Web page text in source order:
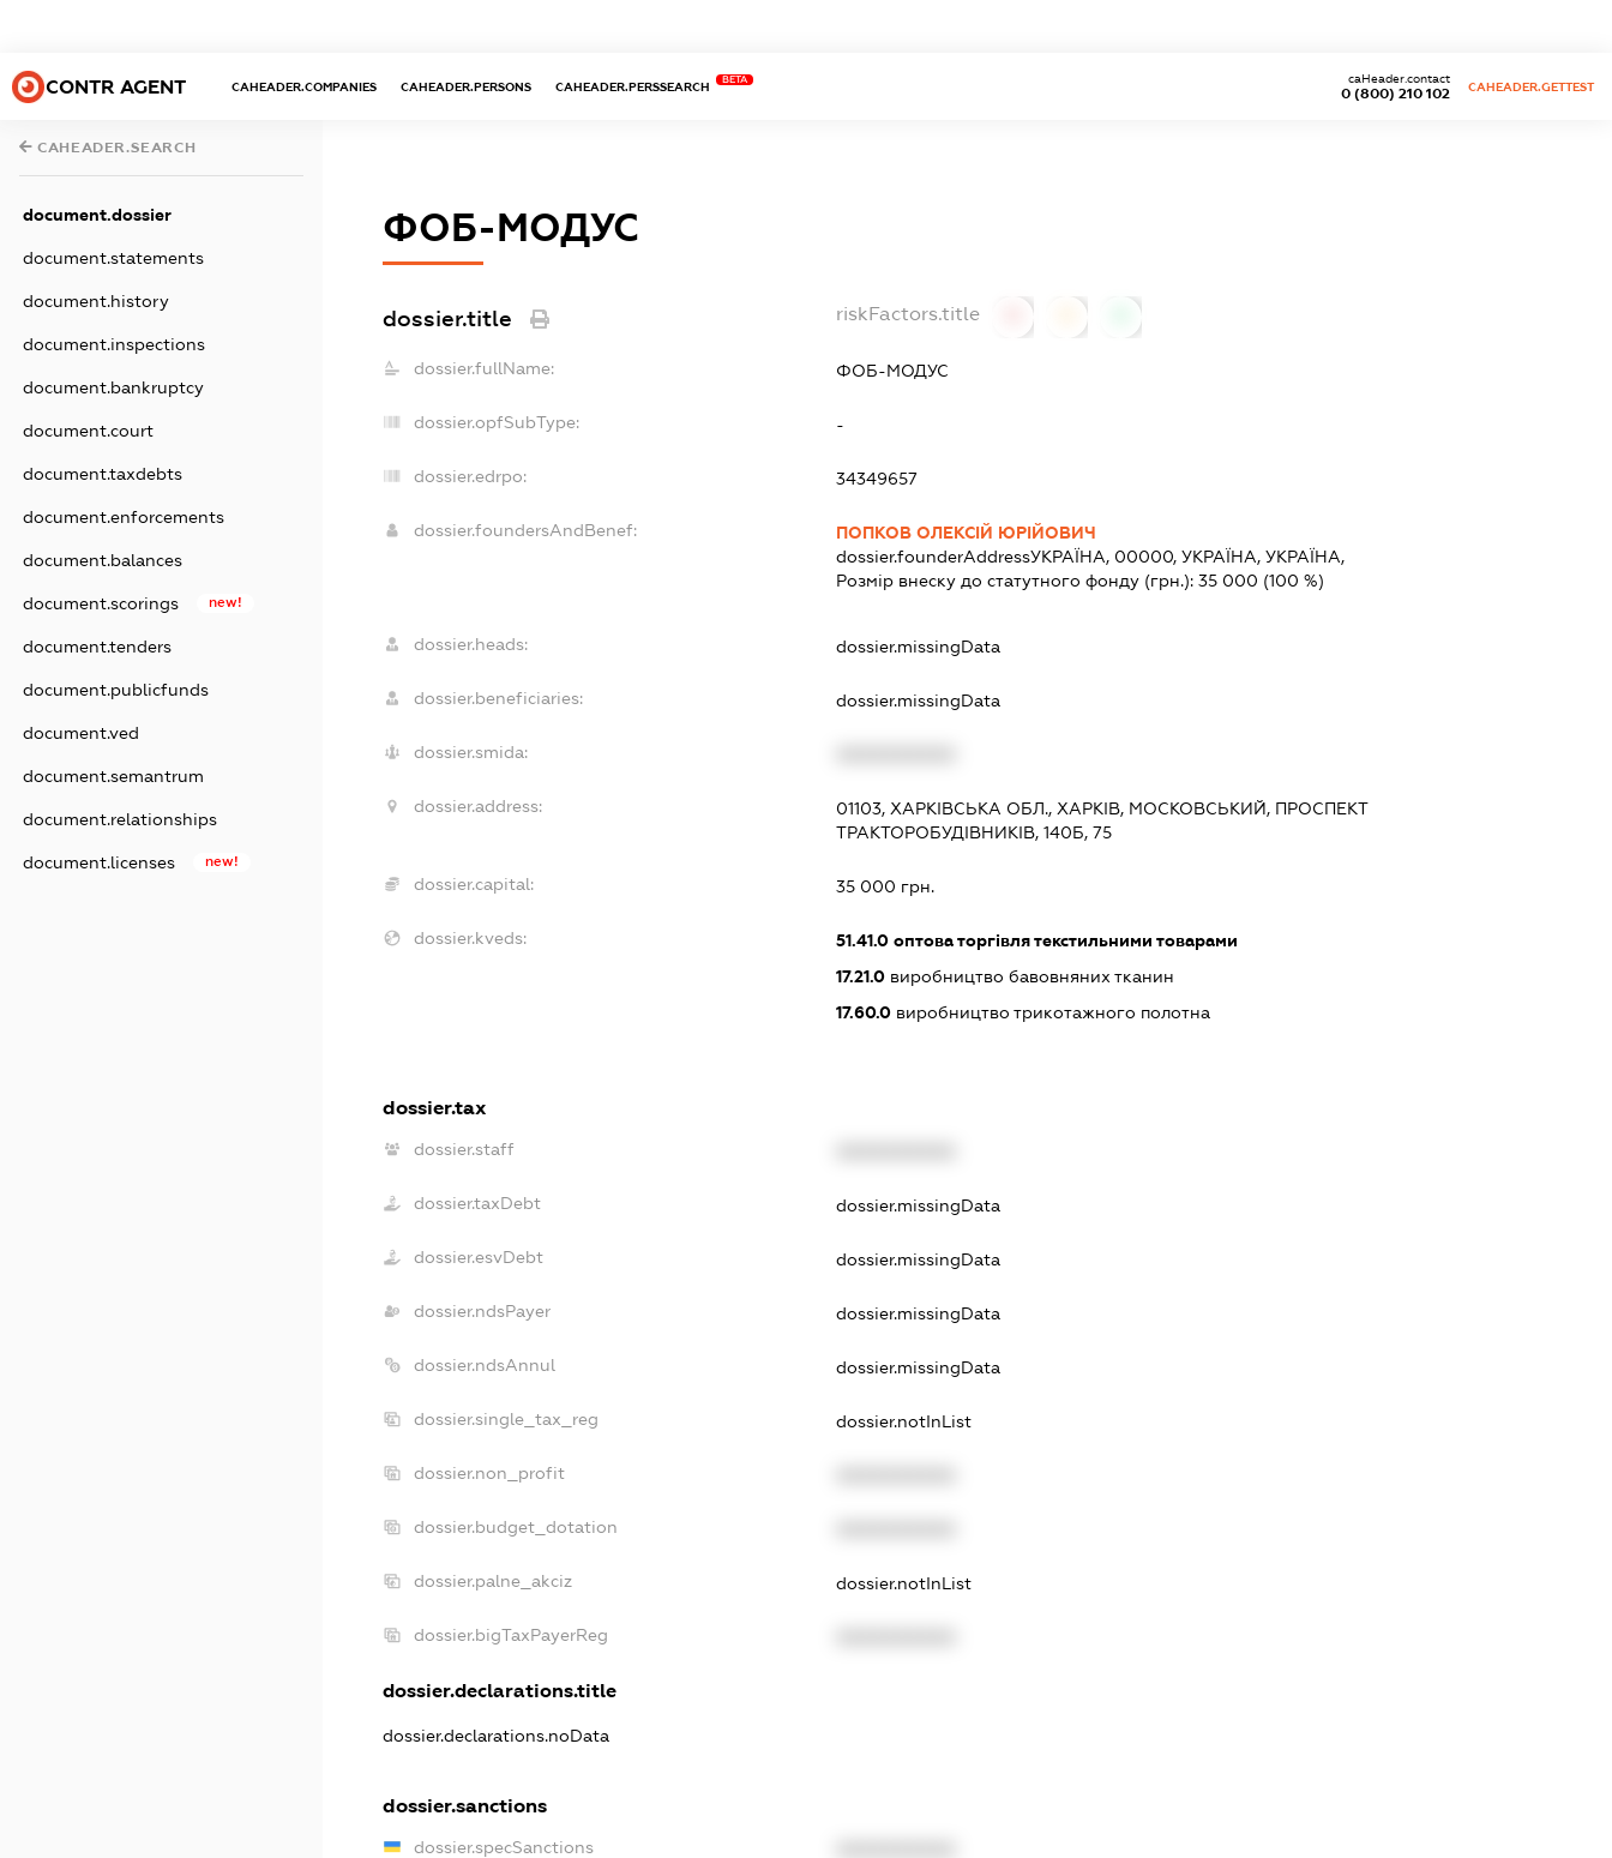
CONTR AGENT CAHEADER.COMPANIES CAHEADER.PERSONS CAHEADER.PERSSEARCH
BETA
0 (800) 210 102
caHeader.contact
CAHEADER.GETTEST
CAHEADER.SEARCH
document.dossier
document.statements
document.history
document.inspections
document.bankruptcy
document.court
document.taxdebts
document.enforcements
document.balances
document.scorings new!
document.tenders
document.publicfunds
document.ved
document.semantrum
document.relationships
document.licenses new!
ФОБ-МОДУС
dossier.title riskFactors.title
dossier.fullName: ФОБ-МОДУС
dossier.opfSubType: -
dossier.edrpo: 34349657
dossier.foundersAndBenef:
ПОПКОВ ОЛЕКСІЙ ЮРІЙОВИЧ
dossier.founderAddressУКРАЇНА, 00000, УКРАЇНА, УКРАЇНА,
Розмір внеску до статутного фонду (грн.):35 000 (100 %)
dossier.heads: dossier.missingData
dossier.beneficiaries: dossier.missingData
dossier.smida:
dossier.address:
01103, ХАРКІВСЬКА ОБЛ., ХАРКІВ, МОСКОВСЬКИЙ, ПРОСПЕКТ
ТРАКТОРОБУДІВНИКІВ, 140Б, 75
dossier.capital: 35 000 грн.
dossier.kveds: 51.41.0 оптова торгівля текстильними товарами
17.21.0 виробництво бавовняних тканин
17.60.0 виробництво трикотажного полотна
dossier.tax
dossier.staff
dossier.taxDebt dossier.missingData
dossier.esvDebt dossier.missingData
dossier.ndsPayer dossier.missingData
dossier.ndsAnnul dossier.missingData
dossier.single_tax_reg dossier.notInList
dossier.non_profit
dossier.budget_dotation
dossier.palne_akciz dossier.notInList
dossier.bigTaxPayerReg
dossier.declarations.title
dossier.declarations.noData
dossier.sanctions
dossier.specSanctions